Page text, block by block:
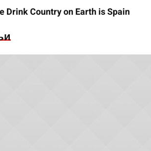
Drink Country on Earth is Spain